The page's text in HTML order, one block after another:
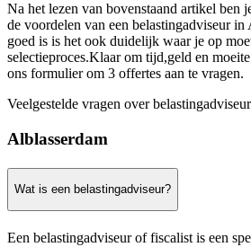
Na het lezen van bovenstaand artikel ben
de voordelen van een belastingadviseur in
goed is is het ook duidelijk waar je op
selectieproces.Klaar om tijd,geld en
ons formulier om 3 offertes aan te vragen.
Veelgestelde vragen over
Alblasserdam
Wat is een belastingadviseur?
Een belastingadviseur of fiscalist is een